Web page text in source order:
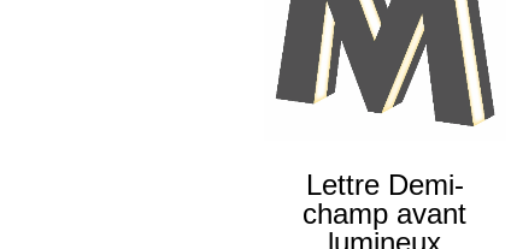
Lettre Demi-
champ avant